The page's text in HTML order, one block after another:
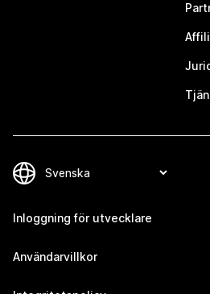
Inloggning för utvecklare
Användarvillkor